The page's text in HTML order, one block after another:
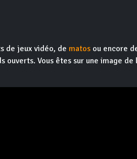
de jeux vidéo, de matos ou encore
ouverts. Vous êtes sur une image